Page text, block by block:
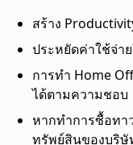
สร้าง
ประหยัดค่าใช้จ่า
การทำ Home
ได้ตามความชอบ
หากทำการซื้อทา
ทรัพย์สินของบริษั